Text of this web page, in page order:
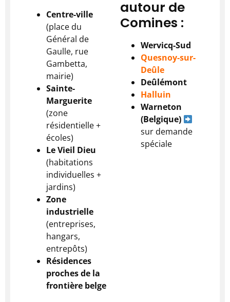
Centre-ville
(place du
Général de
Gaulle, rue
Gambetta,
mairie)
Sainte-
Marguerite
(zone
résidentielle +
écoles)
Le Vieil Dieu
(habitations
individuelles +
jardins)
Zone
industrielle
(entreprises,
hangars,
entrepôts)
Résidences
proches de la
frontière belge
autour de
Comines :
Wervicq-Sud
Quesnoy-sur-
Deûle
Deûlémont
Halluin
Warneton
(Belgique)
sur demande
spéciale